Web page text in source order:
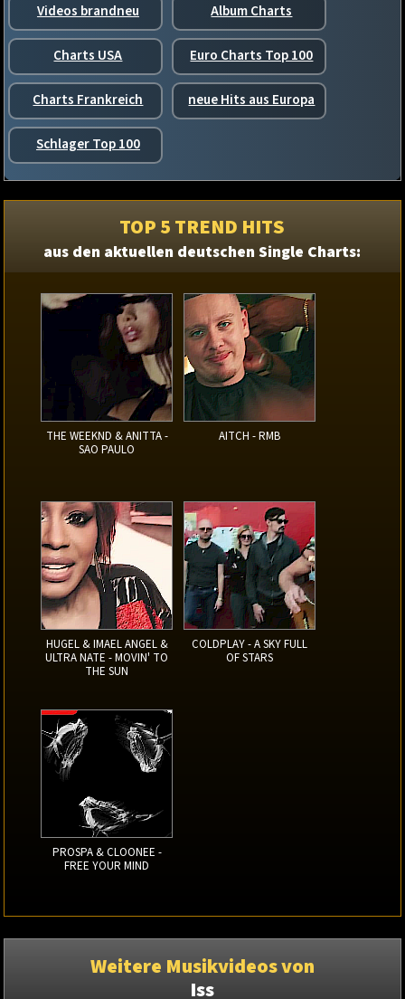
Videos brandneu Album Charts
Charts USA Euro Charts Top 100
Charts Frankreich neue Hits aus Europa
Schlager Top 100
TOP 5 TREND HITS
aus den aktuellen deutschen Single Charts:
THE WEEKND & ANITTA -
SAO PAULO
AITCH - RMB
HUGEL & IMAEL ANGEL &
ULTRA NATE - MOVIN' TO
THE SUN
COLDPLAY - A SKY FULL
OF STARS
PROSPA & CLOONEE -
FREE YOUR MIND
Weitere Musikvideos von
Iss